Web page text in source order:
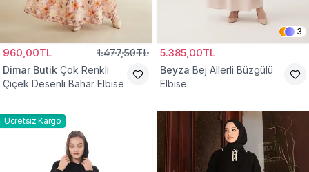
960,00TL 1.477,50TL
Dimar Butik Çok Renkli
Çiçek Desenli Bahar Elbise
3
5.385,00TL
Beyza Bej Allerli Büzgülü
Elbise
Ücretsiz Kargo